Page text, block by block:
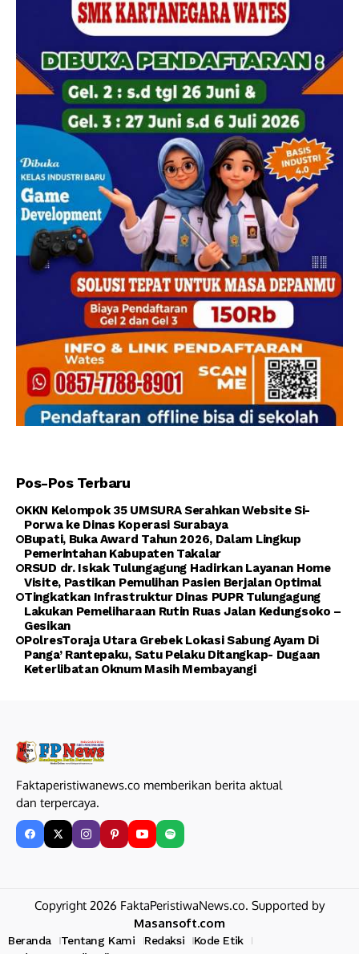
Pos-Pos Terbaru
KKN Kelompok 35 UMSURA Serahkan Website Si-
Porwa ke Dinas Koperasi Surabaya
Bupati, Buka Award Tahun 2026, Dalam Lingkup
Pemerintahan Kabupaten Takalar
RSUD dr. Iskak Tulungagung Hadirkan Layanan Home
Visite, Pastikan Pemulihan Pasien Berjalan Optimal
Tingkatkan Infrastruktur Dinas PUPR Tulungagung
Lakukan Pemeliharaan Rutin Ruas Jalan Kedungsoko –
Gesikan
PolresToraja Utara Grebek Lokasi Sabung Ayam Di
Panga’ Rantepaku, Satu Pelaku Ditangkap- Dugaan
Keterlibatan Oknum Masih Membayangi
Faktaperistiwanews.co memberikan berita aktual
dan terpercaya.
Copyright 2026 FaktaPeristiwaNews.co. Supported by
Masansoft.com
Beranda Tentang Kami Redaksi
Kode Etik